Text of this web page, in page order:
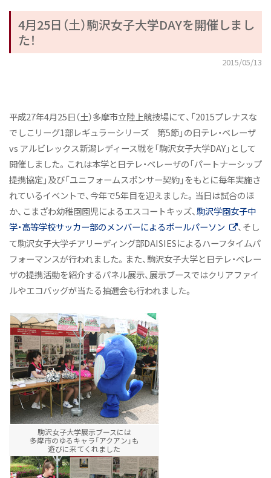
4月25日（土）駒沢女子大学DAYを開催しまし
た！
2015/05/13
平成27年4月25日（土）多摩市立陸上競技場にて、「2015プレナスな
でしこリーグ1部レギュラーシリーズ 第5節」の日テレ・ベレーザ
vs アルビレックス新潟レディース戦を「駒沢女子大学DAY」として
開催しました。これは本学と日テレ・ベレーザの「パートナーシップ
提携協定」及び「ユニフォームスポンサー契約」をもとに毎年実施さ
れているイベントで、今年で5年目を迎えました。当日は試合のほ
か、こまざわ幼稚園園児によるエスコートキッズ、 駒沢学園女子中
学・高等学校サッカー部のメンバーによるボールパーソン
、そし
て駒沢女子大学チアリーディング部DAISIESによるハーフタイムパ
フォーマンスが行われました。また、駒沢女子大学と日テレ・ベレー
ザの提携活動を紹介するパネル展示、展示ブースではクリアファイ
ルやエコバッグが当たる抽選会も行われました。
駒沢女子大学展示ブースには
多摩市のゆるキャラ「アクアン」も
遊びに来てくれました